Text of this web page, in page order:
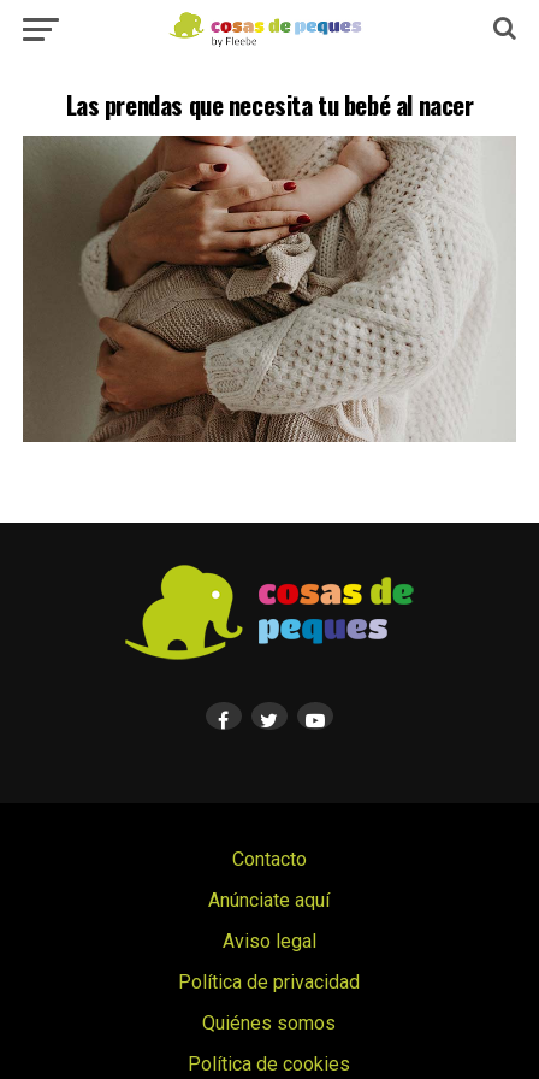
Las prendas que necesita tu bebé al nacer
Contacto
Anúnciate aquí
Aviso legal
Política de privacidad
Quiénes somos
Política de cookies